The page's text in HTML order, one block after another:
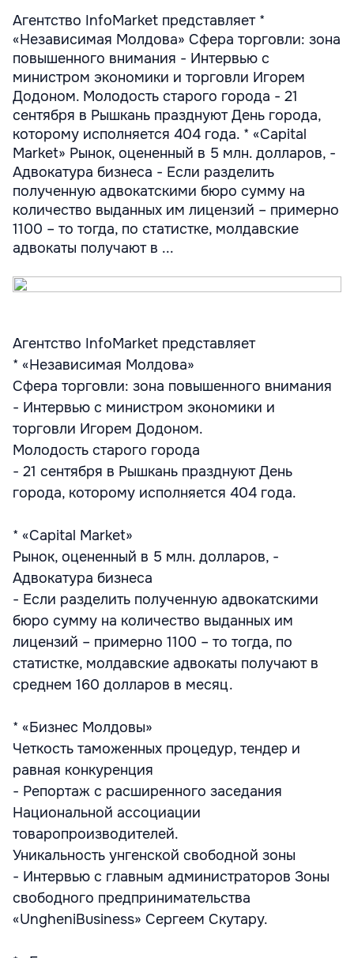
Агентство InfoMarket представляет *
«Независимая Молдова» Сфера торговли: зона
повышенного внимания - Интервью с
министром экономики и торговли Игорем
Додоном. Молодость старого города - 21
сентября в Рышкань празднуют День города,
которому исполняется 404 года. * «Capital
Market» Рынок, оцененный в 5 млн. долларов, -
Адвокатура бизнеса - Если разделить
полученную адвокатскими бюро сумму на
количество выданных им лицензий – примерно
1100 – то тогда, по статистке, молдавские
адвокаты получают в ...
Агентство InfoMarket представляет
* «Независимая Молдова»
Сфера торговли: зона повышенного внимания
- Интервью с министром экономики и
торговли Игорем Додоном.
Молодость старого города
- 21 сентября в Рышкань празднуют День
города, которому исполняется 404 года.
* «Capital Market»
Рынок, оцененный в 5 млн. долларов, -
Адвокатура бизнеса
- Если разделить полученную адвокатскими
бюро сумму на количество выданных им
лицензий – примерно 1100 – то тогда, по
статистке, молдавские адвокаты получают в
среднем 160 долларов в месяц.
* «Бизнес Молдовы»
Четкость таможенных процедур, тендер и
равная конкуренция
- Репортаж с расширенного заседания
Национальной ассоциации
товаропроизводителей.
Уникальность унгенской свободной зоны
- Интервью с главным администраторов Зоны
свободного предпринимательства
«UngheniBusiness» Сергеем Скутару.